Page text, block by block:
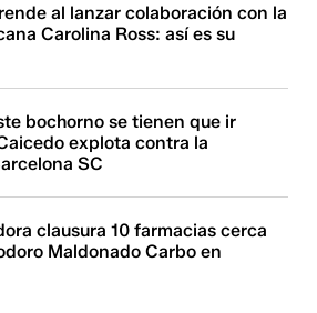
al lanzar colaboración con la
Carolina Ross: así es su
bochorno se tienen que ir
explota contra la
SC
clausura 10 farmacias cerca
Maldonado Carbo en